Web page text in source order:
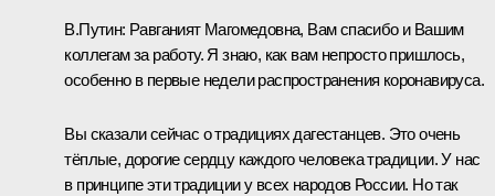
В.Путин: Равганият Магомедовна, Вам спасибо и Вашим
коллегам за работу. Я знаю, как вам непросто пришлось,
особенно в первые недели распространения коронавируса.
Вы сказали сейчас о традициях дагестанцев. Это очень
тёплые, дорогие сердцу каждого человека традиции. У нас
в принципе эти традиции у всех народов России. Но так